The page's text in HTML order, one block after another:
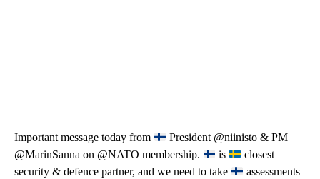
Important message today from
President @niinisto & PM
@MarinSanna on @NATO membership.
is
closest
security & defence partner, and we need to take
assessments